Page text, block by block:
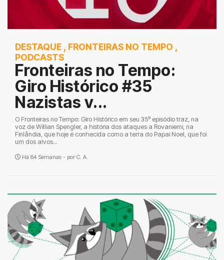
DESTAQUE , FRONTEIRAS NO TEMPO ,
PODCASTS
Fronteiras no Tempo:
Giro Histórico #35
Nazistas v...
O Fronteiras no Tempo: Giro Histórico em seu 35º episódio traz, na
voz de Willian Spengler, a história dos ataques a Rovaniemi, na
Finlândia, que hoje é conhecida como a terra do Papai Noel, que foi
um dos alvos...
Há 84 Semanas - por C. A.